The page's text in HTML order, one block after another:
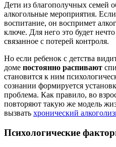
Дети из благополучных семей
алкогольные мероприятия.
воспитание, он воспримет
ключе. Для него это будет
связанное с потерей контроля.
Но если ребенок с детства
доме постоянно распивают
становится к ним
сознании формируется
проблема. Как правило, во
повторяют такую же модель
вызвать хронический
Психологические